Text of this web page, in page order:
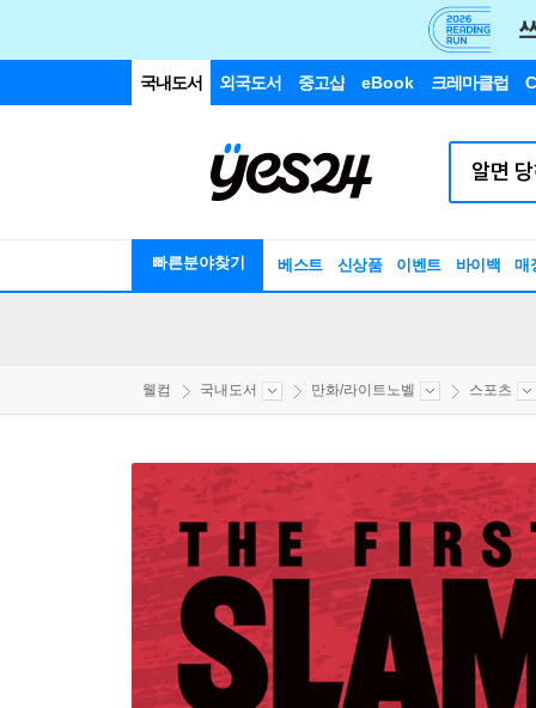
국내도서 외국도서 중고샵 eBook 크레마클럽
빠른분야찾기 베스트 신상품 이벤트 바이백 매
웰컴 국내도서 만화/라이트노벨 스포츠